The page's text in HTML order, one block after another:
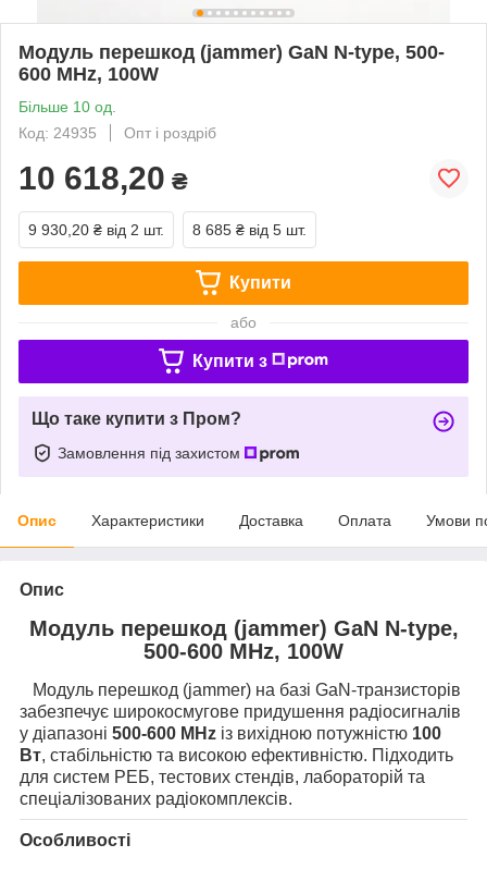
Модуль перешкод (jammer) GaN N-type, 500-
600 MHz, 100W
Більше 10 од.
Код: 24935
Опт і роздріб
10 618,20 ₴
9 930,20 ₴ від 2 шт. 8 685 ₴ від 5 шт.
Купити
або
Купити з
Що таке купити з Пром?
Замовлення під захистом
Опис Характеристики Доставка Оплата Умови
Опис
Модуль перешкод (jammer) GaN N-type,
500-600 MHz, 100W
Модуль перешкод (jammer) на базі GaN-транзисторів
забезпечує широкосмугове придушення радіосигналів
у діапазоні 500-600 MHz із вихідною потужністю 100
Вт, стабільністю та високою ефективністю. Підходить
для систем РЕБ, тестових стендів, лабораторій та
спеціалізованих радіокомплексів.
Особливості